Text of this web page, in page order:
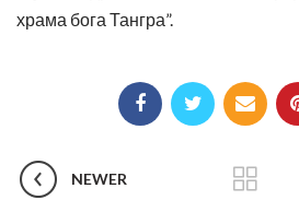
храма бога Тангра”.
NEWER